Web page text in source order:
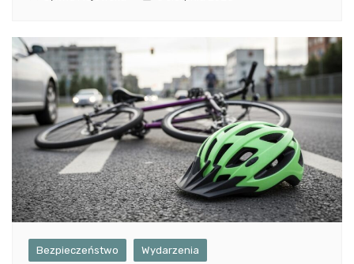
Bezpieczeństwo Wydarzenia